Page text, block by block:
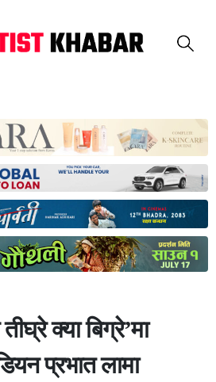
क्या बिग्रे’मा
प्रभात लामा